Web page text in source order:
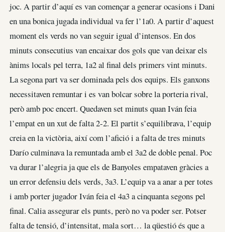
joc. A partir d’aquí es van començar a generar ocasions i Dani
en una bonica jugada individual va fer l’1a0. A partir d’aquest
moment els verds no van seguir igual d’intensos. En dos
minuts consecutius van encaixar dos gols que van deixar els
ànims locals pel terra, 1a2 al final dels primers vint minuts.
La segona part va ser dominada pels dos equips. Els ganxons
necessitaven remuntar i es van bolcar sobre la porteria rival,
però amb poc encert. Quedaven set minuts quan Iván feia
l’empat en un xut de falta 2-2. El partit s’equilibrava, l’equip
creia en la victòria, així com l’afició i a falta de tres minuts
Darío culminava la remuntada amb el 3a2 de doble penal. Poc
va durar l’alegria ja que els de Banyoles empataven gràcies a
un error defensiu dels verds, 3a3. L’equip va a anar a per totes
i amb porter jugador Iván feia el 4a3 a cinquanta segons pel
final. Calia assegurar els punts, però no va poder ser. Potser
falta de tensió, d’intensitat, mala sort… la qüestió és que a